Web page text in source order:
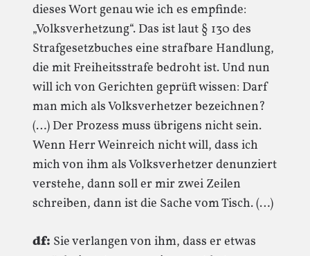
dieses Wort genau wie ich es empfinde:
„Volksverhetzung“. Das ist laut § 130 des
Strafgesetzbuches eine strafbare Handlung,
die mit Freiheitsstrafe bedroht ist. Und nun
will ich von Gerichten geprüft wissen: Darf
man mich als Volksverhetzer bezeichnen?
(…) Der Prozess muss übrigens nicht sein.
Wenn Herr Weinreich nicht will, dass ich
mich von ihm als Volksverhetzer denunziert
verstehe, dann soll er mir zwei Zeilen
schreiben, dann ist die Sache vom Tisch. (…)
df: Sie verlangen von ihm, dass er etwas